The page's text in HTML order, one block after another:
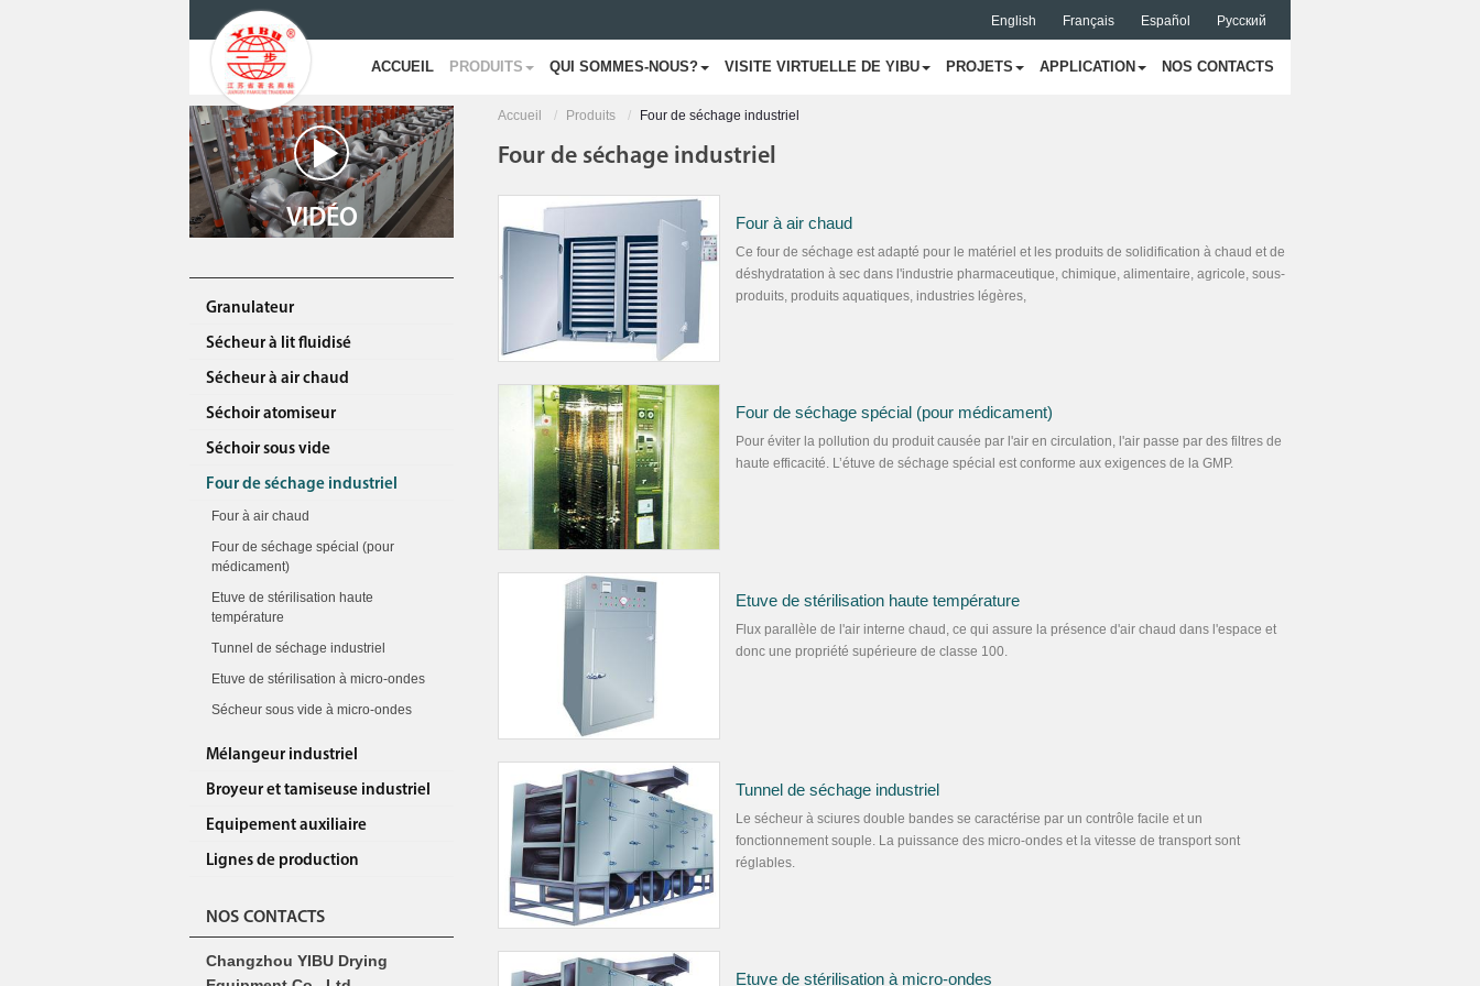
English Français Español Русский
ACCUEIL PRODUITS QUI SOMMES-NOUS? VISITE VIRTUELLE DE YIBU PROJETS APPLICATION NOS CONTACTS
VIDÉO
Accueil Produits Four de séchage industriel
Four de séchage industriel
Four à air chaud
Ce four de séchage est adapté pour le matériel et les produits de solidification à chaud et de
déshydratation à sec dans l'industrie pharmaceutique, chimique, alimentaire, agricole, sous-
produits, produits aquatiques, industries légères,
Four de séchage spécial (pour médicament)
Pour éviter la pollution du produit causée par l'air en circulation, l'air passe par des filtres de
haute efficacité. L’étuve de séchage spécial est conforme aux exigences de la GMP.
Etuve de stérilisation haute température
Flux parallèle de l'air interne chaud, ce qui assure la présence d'air chaud dans l'espace et
donc une propriété supérieure de classe 100.
Tunnel de séchage industriel
Le sécheur à sciures double bandes se caractérise par un contrôle facile et un
fonctionnement souple. La puissance des micro-ondes et la vitesse de transport sont
réglables.
Etuve de stérilisation à micro-ondes
Granulateur
Sécheur à lit fluidisé
Sécheur à air chaud
Séchoir atomiseur
Séchoir sous vide
Four de séchage industriel
Four à air chaud
Four de séchage spécial (pour
médicament)
Etuve de stérilisation haute
température
Tunnel de séchage industriel
Etuve de stérilisation à micro-ondes
Sécheur sous vide à micro-ondes
Mélangeur industriel
Broyeur et tamiseuse industriel
Equipement auxiliaire
Lignes de production
NOS CONTACTS
Changzhou YIBU Drying